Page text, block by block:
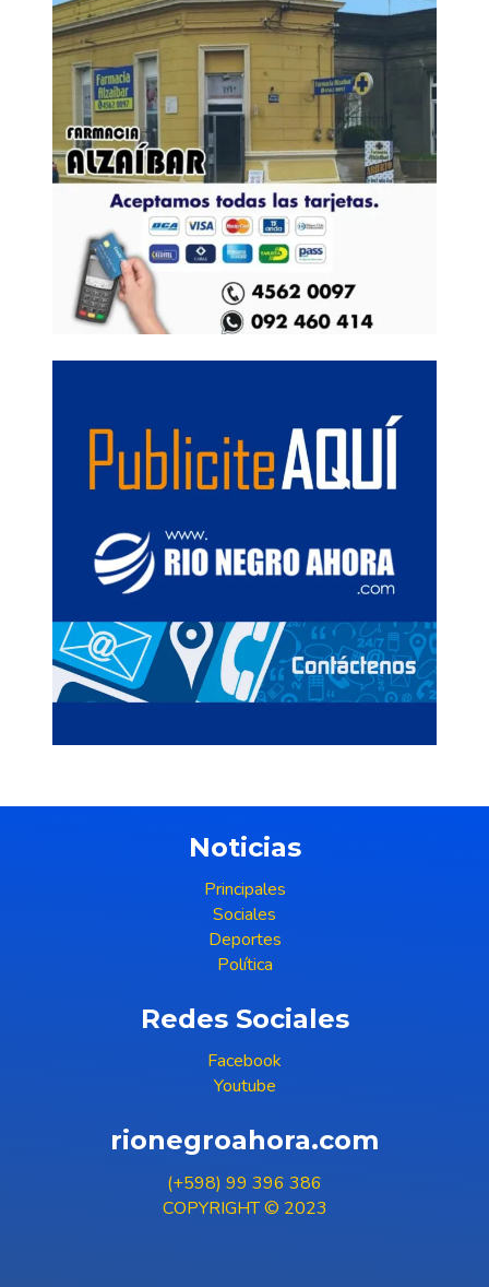
Noticias
Principales
Sociales
Deportes
Política
Redes Sociales
Facebook
Youtube
rionegroahora.com
(+598) 99 396 386
COPYRIGHT © 2023